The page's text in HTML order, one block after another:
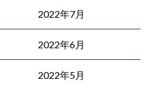
2022年7月
2022年6月
2022年5月